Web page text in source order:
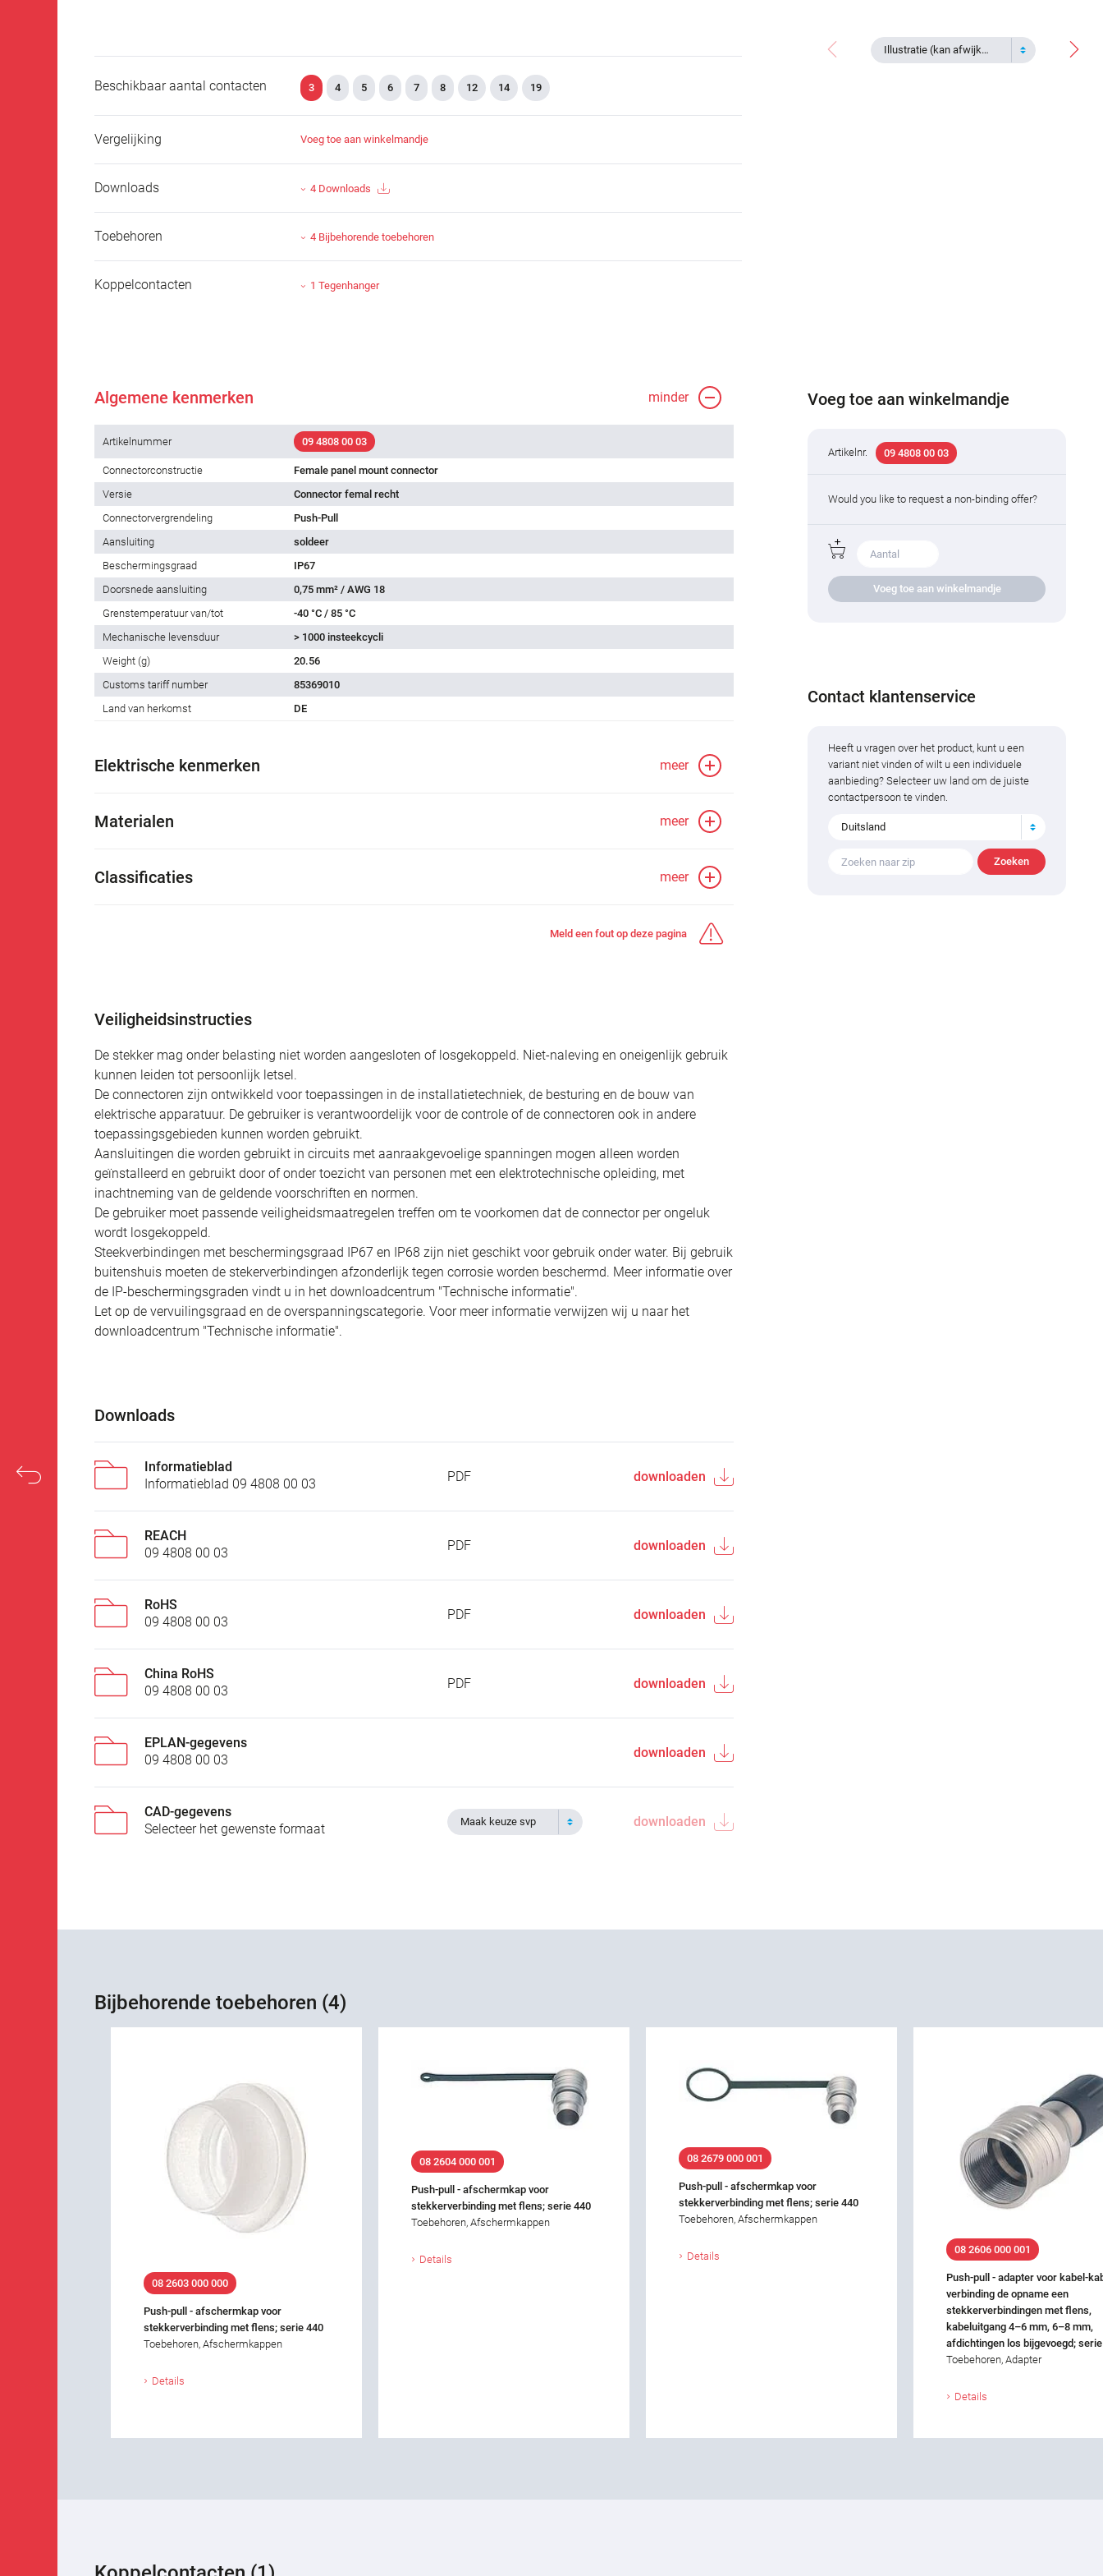
Illustratie (kan afwijken)
Beschikbaar aantal contacten 3 4 5 6 7 8 12 14 19
Vergelijking Voeg toe aan winkelmandje
Downloads 4 Downloads
Toebehoren 4 Bijbehorende toebehoren
Koppelcontacten 1 Tegenhanger
Algemene kenmerken minder
Artikelnummer 09 4808 00 03
Connectorconstructie
Female panel mount connector
Versie
Connector femal recht
Connectorvergrendeling
Push-Pull
Aansluiting
soldeer
Beschermingsgraad
IP67
Doorsnede aansluiting
0,75 mm² / AWG 18
Grenstemperatuur van/tot
-40 °C / 85 °C
Mechanische levensduur
> 1000 insteekcycli
Weight (g)
20.56
Customs tariff number
85369010
Land van herkomst
DE
Elektrische kenmerken meer
Materialen meer
Classificaties meer
Meld een fout op deze pagina
Veiligheidsinstructies
De stekker mag onder belasting niet worden aangesloten of losgekoppeld. Niet-naleving en oneigenlijk gebruik
kunnen leiden tot persoonlijk letsel.
De connectoren zijn ontwikkeld voor toepassingen in de installatietechniek, de besturing en de bouw van
elektrische apparatuur. De gebruiker is verantwoordelijk voor de controle of de connectoren ook in andere
toepassingsgebieden kunnen worden gebruikt.
Aansluitingen die worden gebruikt in circuits met aanraakgevoelige spanningen mogen alleen worden
geïnstalleerd en gebruikt door of onder toezicht van personen met een elektrotechnische opleiding, met
inachtneming van de geldende voorschriften en normen.
De gebruiker moet passende veiligheidsmaatregelen treffen om te voorkomen dat de connector per ongeluk
wordt losgekoppeld.
Steekverbindingen met beschermingsgraad IP67 en IP68 zijn niet geschikt voor gebruik onder water. Bij gebruik
buitenshuis moeten de stekerverbindingen afzonderlijk tegen corrosie worden beschermd. Meer informatie over
de IP-beschermingsgraden vindt u in het downloadcentrum "Technische informatie".
Let op de vervuilingsgraad en de overspanningscategorie. Voor meer informatie verwijzen wij u naar het
downloadcentrum "Technische informatie".
Downloads
Informatieblad
Informatieblad 09 4808 00 03
PDF downloaden
REACH
09 4808 00 03
PDF downloaden
RoHS
09 4808 00 03
PDF downloaden
China RoHS
09 4808 00 03
PDF downloaden
EPLAN-gegevens
09 4808 00 03
downloaden
CAD-gegevens
Selecteer het gewenste formaat
Maak keuze svp downloaden
Voeg toe aan winkelmandje
Artikelnr. 09 4808 00 03
Would you like to request a non-binding offer?
Voeg toe aan winkelmandje
Contact klantenservice
Heeft u vragen over het product, kunt u een
variant niet vinden of wilt u een individuele
aanbieding? Selecteer uw land om de juiste
contactpersoon te vinden.
Duitsland
Bijbehorende toebehoren (4)
08 2603 000 000
Push-pull - afschermkap voor
stekkerverbinding met flens; serie 440
Toebehoren, Afschermkappen
Details
08 2604 000 001
Push-pull - afschermkap voor
stekkerverbinding met flens; serie 440
Toebehoren, Afschermkappen
Details
08 2679 000 001
Push-pull - afschermkap voor
stekkerverbinding met flens; serie 440
Toebehoren, Afschermkappen
Details
08 2606 000 001
Push-pull - adapter voor kabel-
verbinding de opname een
stekkerverbindingen met flens,
kabeluitgang 4–6 mm, 6–8 mm,
afdichtingen los bijgevoegd;
Toebehoren, Adapter
Details